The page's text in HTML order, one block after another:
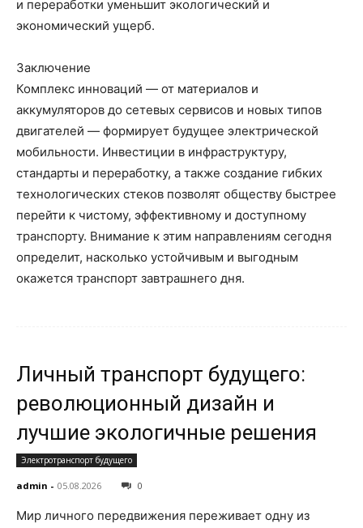
и переработки уменьшит экологический и
экономический ущерб.
Заключение
Комплекс инноваций — от материалов и
аккумуляторов до сетевых сервисов и новых типов
двигателей — формирует будущее электрической
мобильности. Инвестиции в инфраструктуру,
стандарты и переработку, а также создание гибких
технологических стеков позволят обществу быстрее
перейти к чистому, эффективному и доступному
транспорту. Внимание к этим направлениям сегодня
определит, насколько устойчивым и выгодным
окажется транспорт завтрашнего дня.
Личный транспорт будущего:
революционный дизайн и
лучшие экологичные решения
Электротранспорт будущего
admin - 05.08.2026 0
Мир личного передвижения переживает одну из